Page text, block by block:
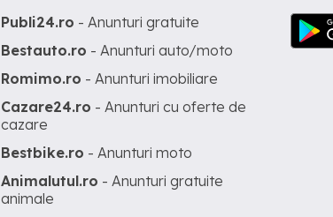
Publi24.ro - Anunturi gratuite
Bestauto.ro - Anunturi auto/moto
Romimo.ro - Anunturi imobiliare
Cazare24.ro - Anunturi cu oferte de
cazare
Bestbike.ro - Anunturi moto
Animalutul.ro - Anunturi gratuite
animale